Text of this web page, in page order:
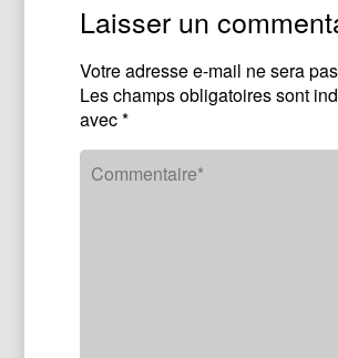
Laisser un
Votre adresse e-mail ne sera
Les champs obligatoires sont
avec*